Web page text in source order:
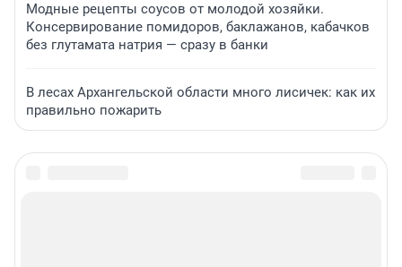
Модные рецепты соусов от молодой хозяйки.
Консервирование помидоров, баклажанов, кабачков
без глутамата натрия — сразу в банки
В лесах Архангельской области много лисичек: как их
правильно пожарить